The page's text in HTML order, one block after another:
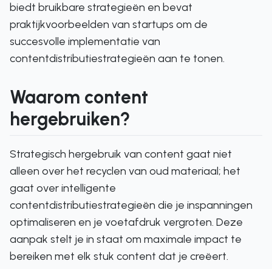
biedt bruikbare strategieën en bevat
praktijkvoorbeelden van startups om de
succesvolle implementatie van
contentdistributiestrategieën aan te tonen.
Waarom content
hergebruiken?
Strategisch hergebruik van content gaat niet
alleen over het recyclen van oud materiaal; het
gaat over intelligente
contentdistributiestrategieën die je inspanningen
optimaliseren en je voetafdruk vergroten. Deze
aanpak stelt je in staat om maximale impact te
bereiken met elk stuk content dat je creëert.